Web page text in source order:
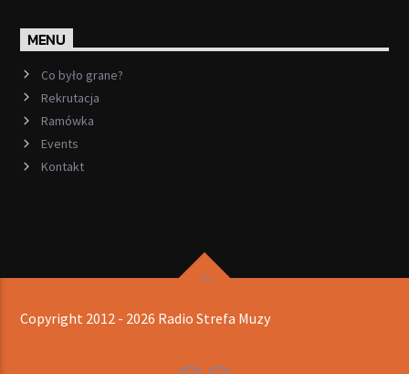
MENU
Co było grane?
Rekrutacja
Ramówka
Events
Kontakt
Copyright 2012 - 2026 Radio Strefa Muzy